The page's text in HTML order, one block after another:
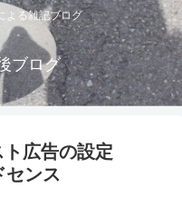
よる雑記ブログ
ブログ
広告の設定
センス